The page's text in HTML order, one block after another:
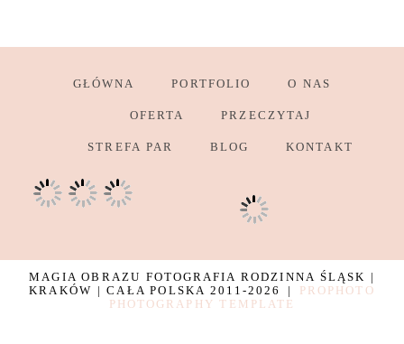
GŁÓWNA PORTFOLIO O NAS
OFERTA PRZECZYTAJ
STREFA PAR BLOG KONTAKT
MAGIA OBRAZU FOTOGRAFIA RODZINNA ŚLĄSK |
KRAKÓW | CAŁA POLSKA 2011-2026
|
PROPHOTO
PHOTOGRAPHY TEMPLATE